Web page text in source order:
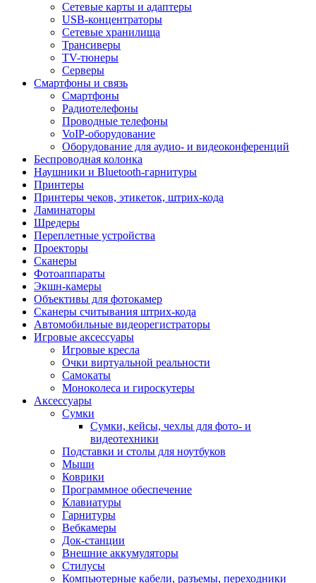
Сетевые карты и адаптеры
USB-концентраторы
Сетевые хранилища
Трансиверы
TV-тюнеры
Серверы
Смартфоны и связь
Смартфоны
Радиотелефоны
Проводные телефоны
VoIP-оборудование
Оборудование для аудио- и видеоконференций
Беспроводная колонка
Наушники и Bluetooth-гарнитуры
Принтеры
Принтеры чеков, этикеток, штрих-кода
Ламинаторы
Шредеры
Переплетные устройства
Проекторы
Сканеры
Фотоаппараты
Экшн-камеры
Объективы для фотокамер
Сканеры считывания штрих-кода
Автомобильные видеорегистраторы
Игровые аксессуары
Игровые кресла
Очки виртуальной реальности
Самокаты
Моноколеса и гироскутеры
Аксессуары
Сумки
Сумки, кейсы, чехлы для фото- и
видеотехники
Подставки и столы для ноутбуков
Мыши
Коврики
Программное обеспечение
Клавиатуры
Гарнитуры
Вебкамеры
Док-станции
Внешние аккумуляторы
Стилусы
Компьютерные кабели, разъемы, переходники